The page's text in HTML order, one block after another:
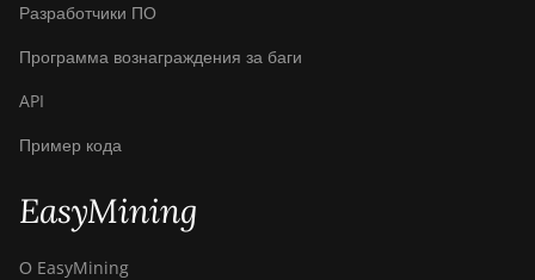
Разработчики ПО
Программа вознаграждения за баги
API
Пример кода
EasyMining
О EasyMining